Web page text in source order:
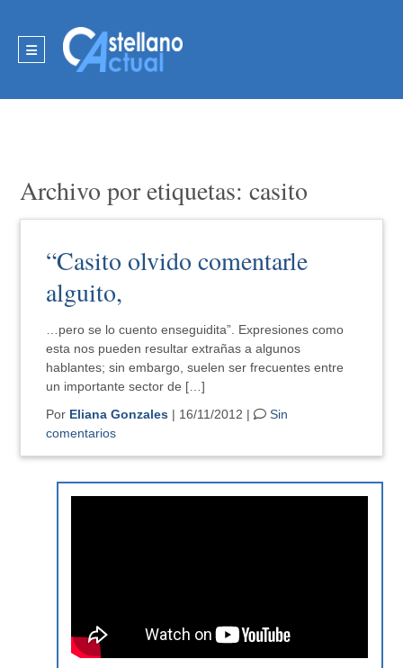
Archivo por etiquetas: casito
“Casito olvido comentarle
alguito,
…pero se lo cuento enseguidita”. Expresiones como
esta nos pueden resultar extrañas a algunos
hablantes; sin embargo, suelen ser frecuentes entre
un importante sector de […]
Por Eliana Gonzales | 16/11/2012 |
Sin
comentarios